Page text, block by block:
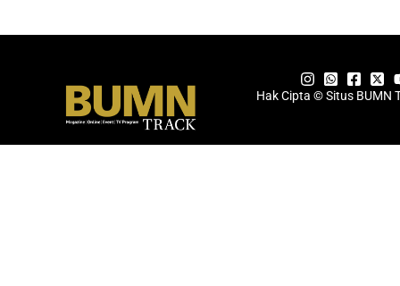
Hak Cipta © Situs BUMN